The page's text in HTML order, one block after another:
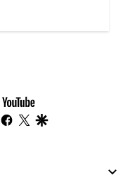
youtube-
footer
instagram
facebook
twitter